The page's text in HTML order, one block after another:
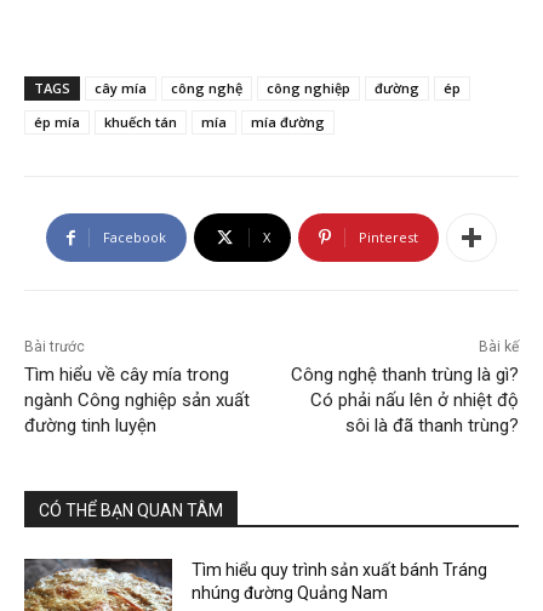
TAGS cây mía công nghệ công nghiệp đường
ép
ép mía
khuếch tán mía mía đường
Facebook X Pinterest
Bài trước
Tìm hiểu về cây mía trong
ngành Công nghiệp sản xuất
đường tinh luyện
Bài kế
Công nghệ thanh trùng là gì?
Có phải nấu lên ở nhiệt độ
sôi là đã thanh trùng?
CÓ THỂ BẠN QUAN TÂM
Tìm hiểu quy trình sản xuất bánh Tráng
nhúng đường Quảng Nam